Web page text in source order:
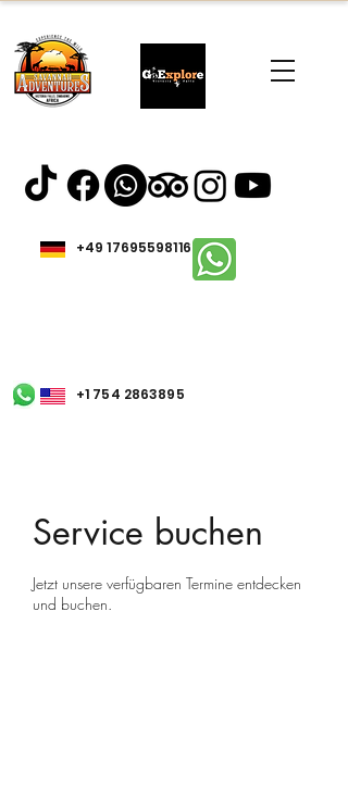
+49 17695598116
+1 754 2863895
Service buchen
Jetzt unsere verfügbaren Termine entdecken
und buchen.